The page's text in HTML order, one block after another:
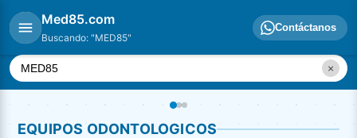
Med85.com
Buscando: "MED85"
Contáctanos
×
EQUIPOS ODONTOLOGICOS